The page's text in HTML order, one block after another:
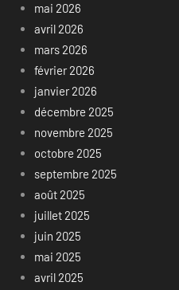
mai 2026
avril 2026
mars 2026
février 2026
janvier 2026
décembre 2025
novembre 2025
octobre 2025
septembre 2025
août 2025
juillet 2025
juin 2025
mai 2025
avril 2025